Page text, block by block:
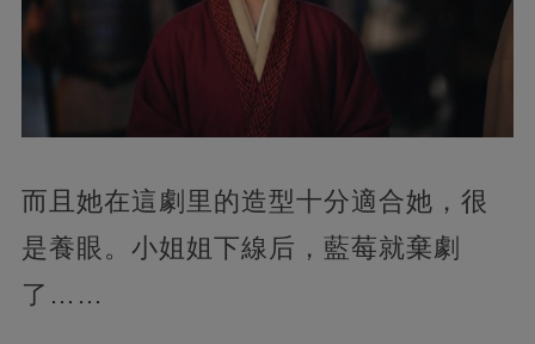
而且她在這劇里的造型十分適合她，很
是養眼。小姐姐下線后，藍莓就棄劇
了……